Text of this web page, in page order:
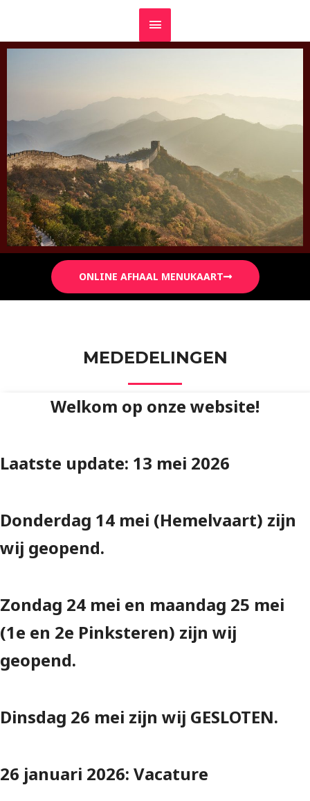
ONLINE AFHAAL MENUKAART
MEDEDELINGEN
Welkom op onze website!
Laatste update: 13 mei 2026
Donderdag 14 mei (Hemelvaart) zijn
wij geopend.
Zondag 24 mei en maandag 25 mei
(1e en 2e Pinksteren) zijn wij
geopend.
Dinsdag 26 mei zijn wij GESLOTEN.
26 januari 2026: Vacature